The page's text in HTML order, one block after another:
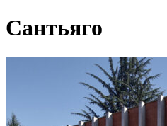
Сантьяго